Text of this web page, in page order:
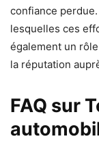
confiance
lesquelles ces
également un
la réputation
FAQ sur